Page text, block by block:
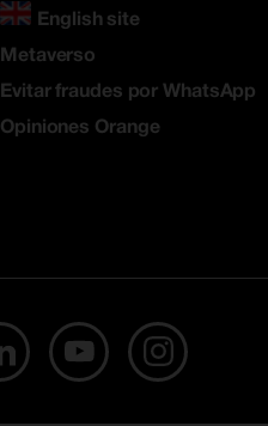
English site
Metaverso
Evitar fraudes por WhatsApp
Opiniones Orange